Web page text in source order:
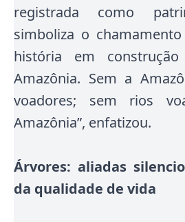
registrada como
simboliza o
história em
Amazônia. Sem a
voadores; sem rios
Amazônia”, enfatizou.
Árvores: aliadas
da qualidade de vida